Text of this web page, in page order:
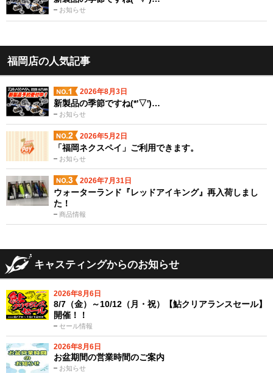
お知らせ
福岡店の人気記事
2026年8月3日
お知らせ
新製品の季節ですね(*'▽')…
2026年5月2日
お知らせ
「福岡ネクスペイ」ご利用できます。
2026年7月31日
商品情報
ウォーターランド『レッドアイキング』再入荷しまし
た！
キャスティングからのお知らせ
2026年8月6日
セール情報
8/7（金）～10/12（月・祝）【鮎クリアランスセール】
開催！！
2026年8月6日
お知らせ
お盆期間の営業時間のご案内